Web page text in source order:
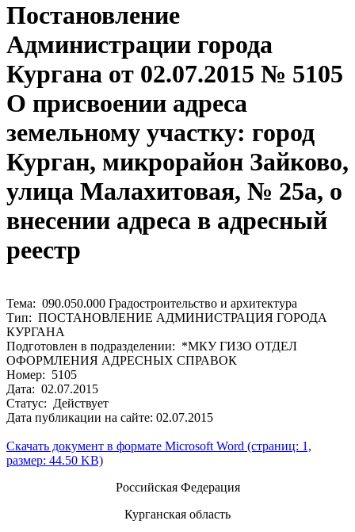
Постановление
Администрации города
Кургана от 02.07.2015 № 5105
О присвоении адреса
земельному участку: город
Курган, микрорайон Зайково,
улица Малахитовая, № 25а, о
внесении адреса в адресный
реестр
Тема: 090.050.000 Градостроительство и архитектура
Тип: ПОСТАНОВЛЕНИЕ АДМИНИСТРАЦИЯ ГОРОДА
КУРГАНА
Подготовлен в подразделении: *МКУ ГИЗО ОТДЕЛ
ОФОРМЛЕНИЯ АДРЕСНЫХ СПРАВОК
Номер: 5105
Дата: 02.07.2015
Статус: Действует
Дата публикации на сайте: 02.07.2015
Скачать документ в формате Microsoft Word (страниц: 1,
размер: 44.50 KB)
Российская Федерация
Курганская область